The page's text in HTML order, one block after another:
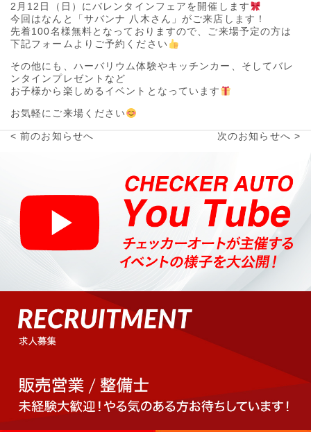
2月12日（日）にバレンタインフェアを開催します
今回はなんと「サバンナ 八木さん」がご来店します！
先着100名様無料となっておりますので、ご来場予定の方は
下記フォームよりご予約ください
その他にも、ハーバリウム体験やキッチンカー、そしてバレ
ンタインプレゼントなど
お子様から楽しめるイベントとなっています
お気軽にご来場ください
< 前のお知らせへ 次のお知らせへ >